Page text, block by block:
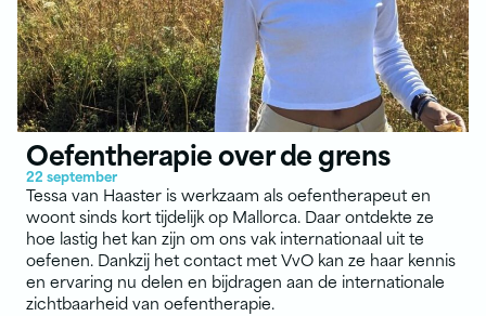
Oefentherapie over de grens
22 september
Tessa van Haaster is werkzaam als oefentherapeut en
woont sinds kort tijdelijk op Mallorca. Daar ontdekte ze
hoe lastig het kan zijn om ons vak internationaal uit te
oefenen. Dankzij het contact met VvO kan ze haar kennis
en ervaring nu delen en bijdragen aan de internationale
zichtbaarheid van oefentherapie.